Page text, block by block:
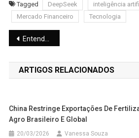
Tagged DeepSeek
inteligência
Mercado Financeiro
Tecnologia
Navegação
de
Post
Entenda o Grupamento de Ações da Espaçolaser (ESPA3) e o Fim das Penny Stocks
ARTIGOS RELACIONADOS
China Restringe Exportações De
Agro Brasileiro E Global
20/03/2026 Vanessa Souza